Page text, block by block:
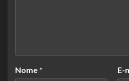
Nome * E-